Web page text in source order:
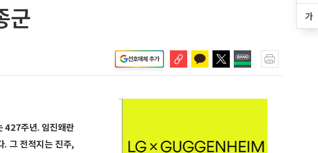
가
군
선호매체 추가
427주년. 임진왜란
. 그 전적지는 진주,